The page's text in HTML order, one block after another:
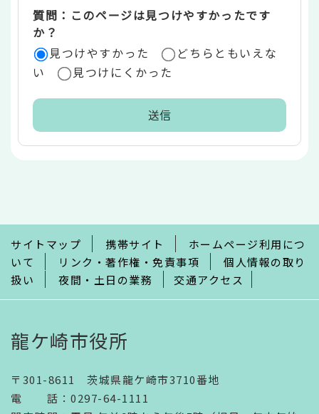
質問：このページは見つけやすかったです
か？
見つけやすかった
どちらともいえな
い
見つけにくかった
で
サイトマップ 携帯サイト
ホームページ利用につ
いて
リンク・著作権・免責事項
個人情報の取り
扱い
夜間・土日の業務 交通アクセス
龍ケ崎市役所
〒301-8611 茨城県龍ケ崎市3710番地
電話 ： 0297-64-1111